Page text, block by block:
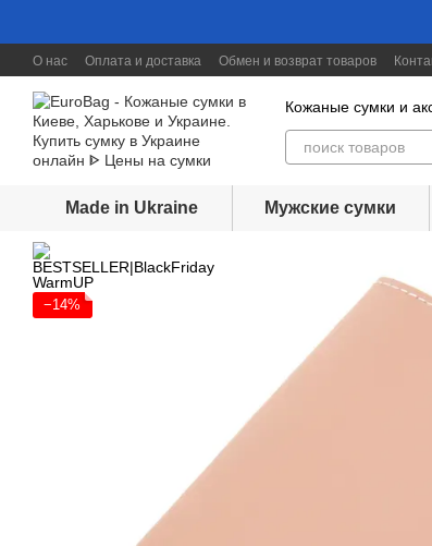
О нас Оплата и доставка Обмен и возврат товаров
Кожаные сумки и
Made in Ukraine Мужские сумки
−14%